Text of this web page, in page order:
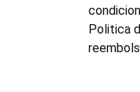
Politica